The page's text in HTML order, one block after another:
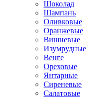
Шоколад
Шампань
Оливковые
Оранжевые
Вишневые
Изумрудные
Венге
Ореховые
Янтарные
Сиреневые
Салатовые